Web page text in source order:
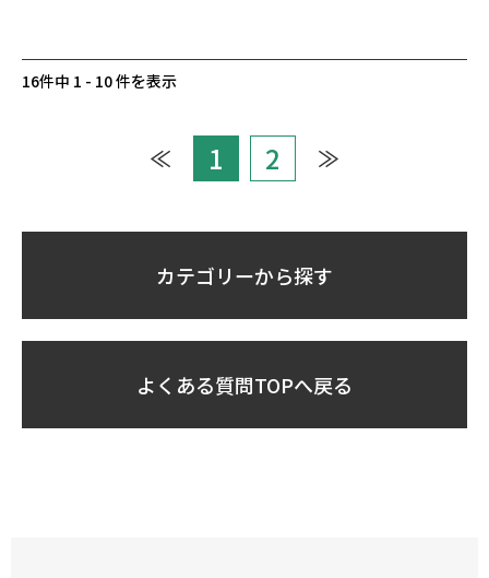
16件中 1 - 10 件を表示
≪ 1 2 ≫
カテゴリーから探す
よくある質問TOPへ戻る